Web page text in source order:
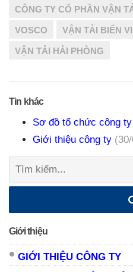
CÔNG TY CỔ PHẦN VẬN
VOSCO VẬN TẢI BIỂN
VẬN TẢI HẢI PHÒNG
Tin khác
Sơ đồ tổ chức công ty
Giới thiệu công ty
Tìm
Giới thiệu
GIỚI THIỆU CÔNG TY